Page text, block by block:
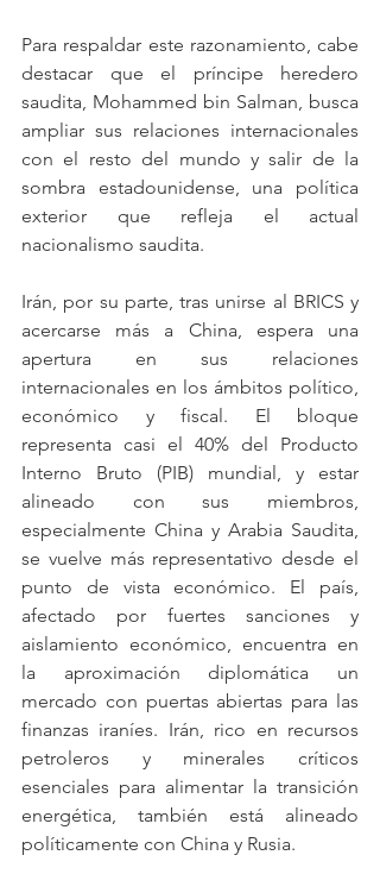
Para respaldar este razonamiento, cabe
destacar que el príncipe heredero
saudita, Mohammed bin Salman, busca
ampliar sus relaciones internacionales
con el resto del mundo y salir de la
sombra estadounidense, una política
exterior que refleja el actual
nacionalismo saudita.
Irán, por su parte, tras unirse al BRICS y
acercarse más a China, espera una
apertura en sus relaciones
internacionales en los ámbitos político,
económico y fiscal. El bloque
representa casi el 40% del Producto
Interno Bruto (PIB) mundial, y estar
alineado con sus miembros,
especialmente China y Arabia Saudita,
se vuelve más representativo desde el
punto de vista económico. El país,
afectado por fuertes sanciones y
aislamiento económico, encuentra en
la aproximación diplomática un
mercado con puertas abiertas para las
finanzas iraníes. Irán, rico en recursos
petroleros y minerales críticos
esenciales para alimentar la transición
energética, también está alineado
políticamente con China y Rusia.